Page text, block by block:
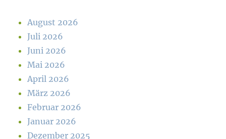
August 2026
Juli 2026
Juni 2026
Mai 2026
April 2026
März 2026
Februar 2026
Januar 2026
Dezember 2025